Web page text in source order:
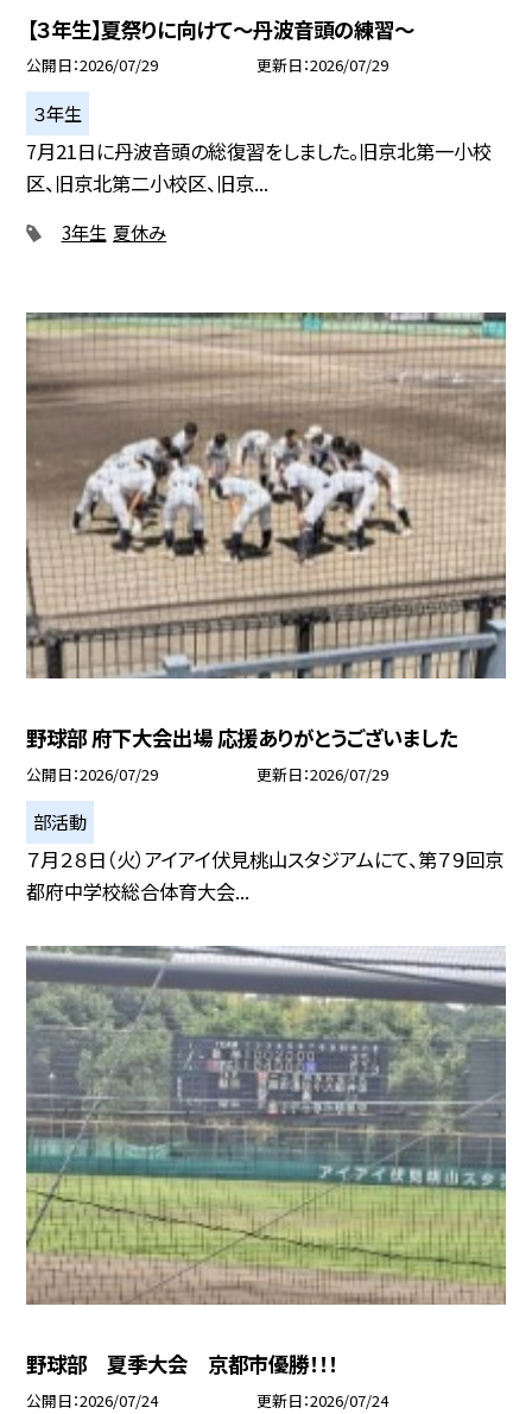
【３年生】夏祭りに向けて〜丹波音頭の練習〜
公開日 2026/07/29 更新日 2026/07/29
３年生
7月21日に丹波音頭の総復習をしました。旧京北第一小校
区、旧京北第二小校区、旧京...
3年生 夏休み
野球部 府下大会出場 応援ありがとうございました
公開日 2026/07/29 更新日 2026/07/29
部活動
７月２８日（火）アイアイ伏見桃山スタジアムにて、第７９回京
都府中学校総合体育大会...
野球部 夏季大会 京都市優勝！！！
公開日 2026/07/24 更新日 2026/07/24